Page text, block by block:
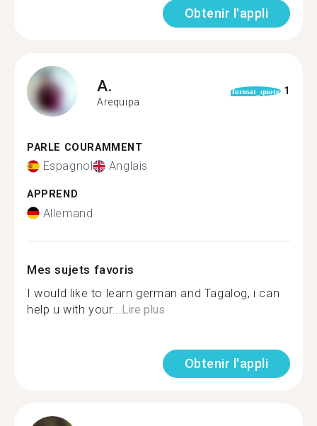
Obtenir l'appli
A.
Arequipa
format_quote 1
PARLE COURAMMENT
Espagnol Anglais
APPREND
Allemand
Mes sujets favoris
I would like to learn german and Tagalog, i can
help u with your... Lire plus
Obtenir l'appli